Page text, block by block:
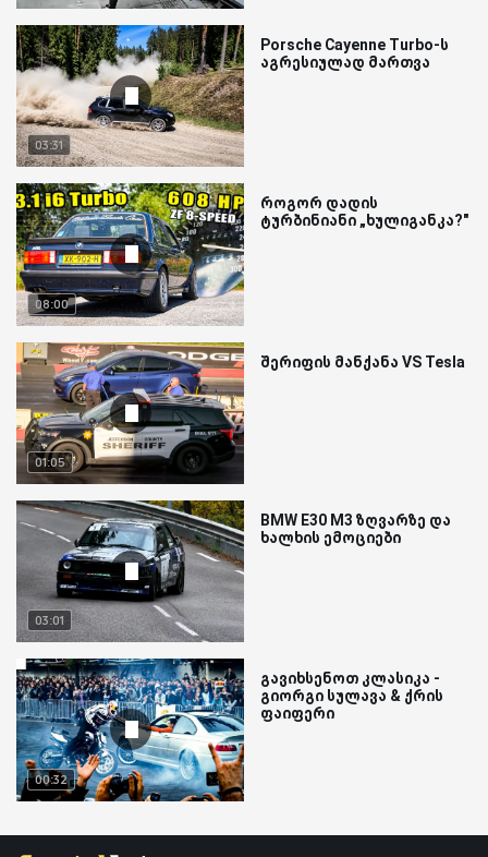
03:31
Porsche Cayenne Turbo-ს
აგრესიულად მართვა
08:00
როგორ დადის
ტურბინიანი „ხულიგანკა?"
01:05
შერიფის მანქანა VS Tesla
03:01
BMW E30 M3 ზღვარზე და
ხალხის ემოციები
00:32
გავიხსენოთ კლასიკა -
გიორგი სულავა & ქრის
ფაიფერი